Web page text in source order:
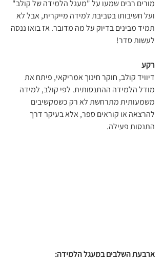
מורים רבים שמעו על "מעגל הלמידה של קולב"
ועל חשיבותו בסביבת למידה מייקרית, אבל לא
תמיד מבינים בדיוק על מה מדובר. אז בואו ננסה
לעשות סדר!
רקע
דיוויד קולב, חוקר חינוך אמריקאי, פיתח את
מודל הלמידה ההתנסותית. לפי קולב, למידה
משמעותית מתרחשת לא רק כשמקשיבים
להרצאה או קוראים ספר, אלא בעיקר דרך
התנסות פעילה.
ארבעת השלבים במעגל הלמידה: